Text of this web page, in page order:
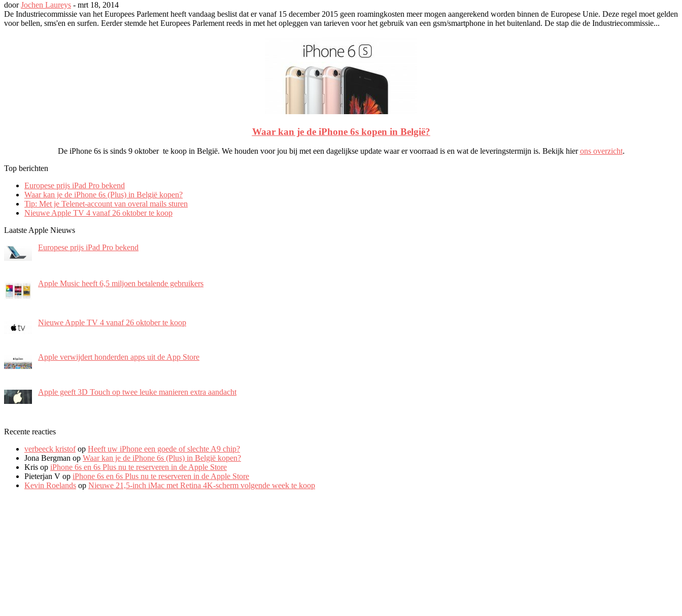
doorJochen Laureys - mrt 18, 2014
De Industriecommissie van het Europees Parlement heeft vandaag beslist dat er vanaf 15 december 2015 geen roamingkosten meer mogen aangerekend worden binnen de Europese Unie. Deze regel moet gelden
voor bellen, sms'en en surfen. Eerder stemde het Europees Parlement reeds in met het opleggen van tarieven voor het gebruik van een gsm/smartphone in het buitenland. De stap die de Industriecommissie...
Waar kan je de iPhone 6s kopen in België?
De iPhone 6s is sinds 9 oktober te koop in België. We houden voor jou bij met een dagelijkse update waar er voorraad is en wat de leveringstermijn is. Bekijk hierons overzicht.
Top berichten
Europese prijs iPad Pro bekend
Waar kan je de iPhone 6s (Plus) in België kopen?
Tip: Met je Telenet-account van overal mails sturen
Nieuwe Apple TV 4 vanaf 26 oktober te koop
Laatste Apple Nieuws
Europese prijs iPad Pro bekend
Apple Music heeft 6,5 miljoen betalende gebruikers
Nieuwe Apple TV 4 vanaf 26 oktober te koop
Apple verwijdert honderden apps uit de App Store
Apple geeft 3D Touch op twee leuke manieren extra aandacht
Recente reacties
verbeeck kristofop Heeft uw iPhone een goede of slechte A9 chip?
Jona Bergman op Waar kan je de iPhone 6s (Plus) in België kopen?
Kris op iPhone 6s en 6s Plus nu te reserveren in de Apple Store
Pieterjan V op iPhone 6s en 6s Plus nu te reserveren in de Apple Store
Kevin Roelands op Nieuwe 21,5-inch iMac met Retina 4K-scherm volgende week te koop